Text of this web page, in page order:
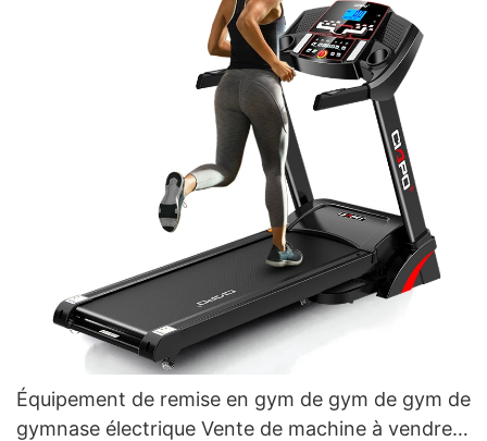
Équipement de remise en gym de gym de gym de
gymnase électrique Vente de machine à vendre